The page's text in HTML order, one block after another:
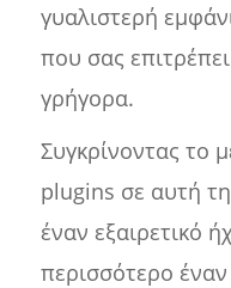
γυαλιστερή
που σας
γρήγορα.
Συγκρίνοντας το
plugins σε αυτή
έναν εξαιρετικό
περισσότερο